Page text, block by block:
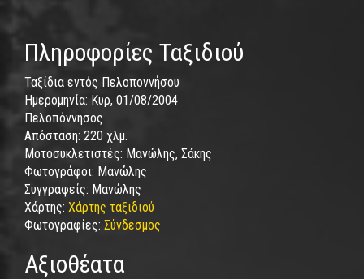
Πληροφορίες Ταξιδιού
Ταξίδια εντός Πελοποννήσου
Ημερομηνία: Κυρ, 01/08/2004
Πελοπόννησος
Απόσταση: 220 χλμ.
Μοτοσυκλετιστές: Μανώλης, Σάκης
Φωτογράφοι: Μανώλης
Συγγραφείς: Μανώλης
Χάρτης: Χάρτης ταξιδιού
Φωτογραφίες: Σύνδεσμος
Αξιοθέατα